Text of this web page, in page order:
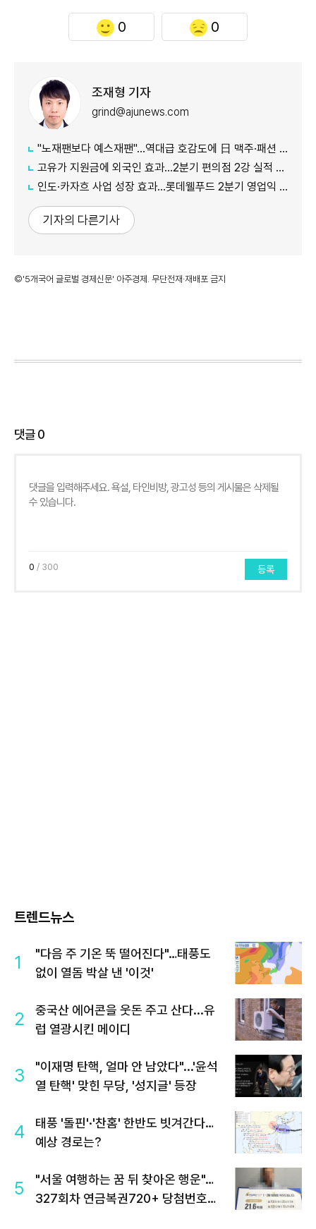
0 0
조재형 기자
grind@ajunews.com
"노재팬보다 예스재팬"…역대급 호감도에 日 맥주·패션 '날개'
고유가 지원금에 외국인 효과…2분기 편의점 2강 실적 날았다
인도·카자흐 사업 성장 효과…롯데웰푸드 2분기 영업익 89%↑
기자의 다른기사
©'5개국어 글로벌 경제신문' 아주경제. 무단전재·재배포 금지
댓글0
0 / 300 등록
트렌드뉴스
1
"다음 주 기온 뚝 떨어진다"…태풍도
없이 열돔 박살 낸 '이것'
2
중국산 에어콘을 웃돈 주고 산다...유
럽 열광시킨 메이디
3
"이재명 탄핵, 얼마 안 남았다"...'윤석
열 탄핵' 맞힌 무당, '성지글' 등장
4
태풍 '돌핀'·'찬홈' 한반도 빗겨간다…
예상 경로는?
5
"서울 여행하는 꿈 뒤 찾아온 행운"…
327회차 연금복권720+ 당첨번호조